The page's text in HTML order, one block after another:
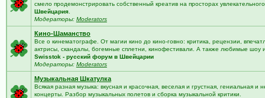
смело продемонстрировать собственный креатив на просторах
Швейцария.
Модераторы: Moderators
Кино-Шаманство
Все о кинематографе. От магии кино до кино-говно: критика, рецензии,
актрисы, скандалы, богемные сплетни, кинофестивали. А также любимые шоу
Swisstok - русский форум в Швейцарии
Модераторы: Moderators
Музыкальная Шкатулка
Всякая разная музыка: вкусная и красочная, веселая и грустная, гениальная и
концерты. Разбор музыкальных полетов и сборка музыкальной критики.